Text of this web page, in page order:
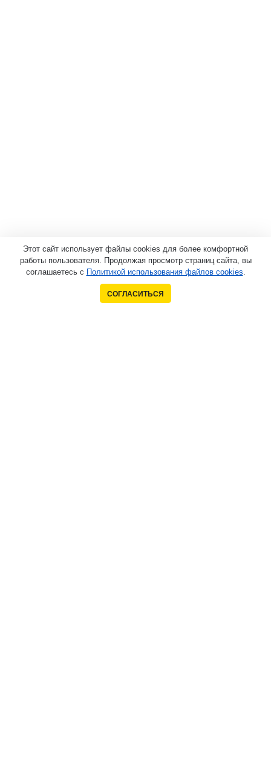
Этот сайт использует файлы cookies для более комфортной
работы пользователя. Продолжая просмотр страниц сайта, вы
соглашаетесь с Политикой использования файлов cookies.
СОГЛАСИТЬСЯ